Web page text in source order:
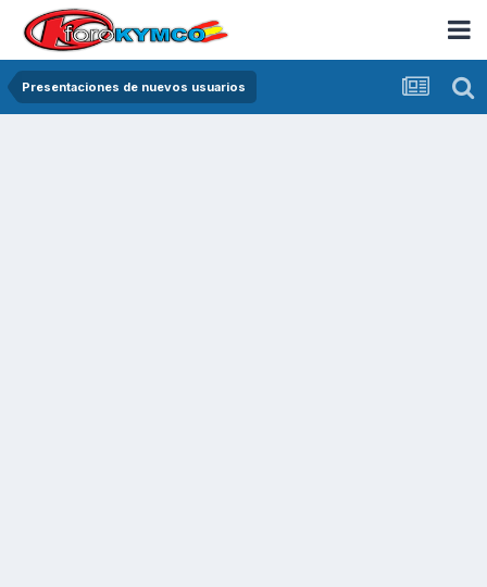
Presentaciones de nuevos usuarios